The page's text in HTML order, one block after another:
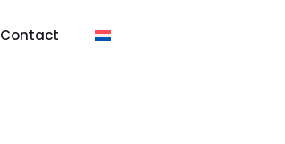
Contact